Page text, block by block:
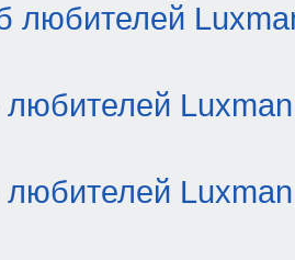
любителей
Luxman
Luxman